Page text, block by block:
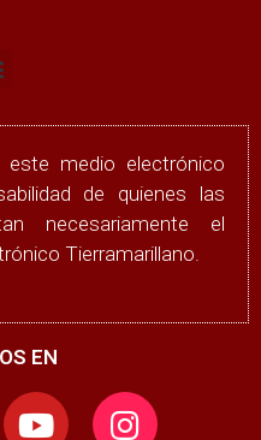
este medio electrónico
de quienes las
necesariamente el
Tierramarillano.
EN